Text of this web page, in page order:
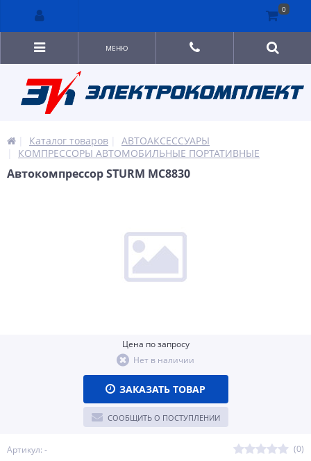
МЕНЮ
Каталог товаров
АВТОАКСЕССУАРЫ
КОМПРЕССОРЫ АВТОМОБИЛЬНЫЕ ПОРТАТИВНЫЕ
Автокомпрессор STURM MC8830
Артикул: - (0)
Цена по запросу
Нет в наличии
ЗАКАЗАТЬ ТОВАР
СООБЩИТЬ О ПОСТУПЛЕНИИ
0